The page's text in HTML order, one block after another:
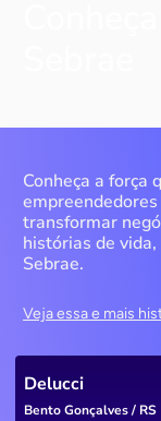
Conheça a força
transformar
histórias de
Sebrae.
Veja essa e mais
Delucci
Bento Gonçalves / RS